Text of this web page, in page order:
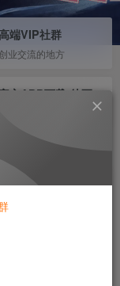
端VIP社群
业交流的地方
公开直播间
开粉丝列表采
，批量私信，
新私信，打招